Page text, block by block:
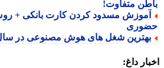
متفاوت!
مسدود کردن کارت بانکی + روش
شغل های هوش مصنوعی در سال ۲۰۲۶
داغ: